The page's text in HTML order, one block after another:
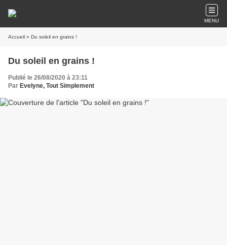
MENU
Accueil » Du soleil en grains !
Du soleil en grains !
Publié le 26/08/2020 à 23:11
Par Evelyne, Tout Simplement